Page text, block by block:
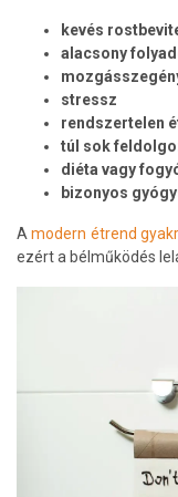
kevés
alacsony
stressz
rendszertelen
túl sok
diéta vagy
bizonyos
Amodern étrend
ezért a bélműködés